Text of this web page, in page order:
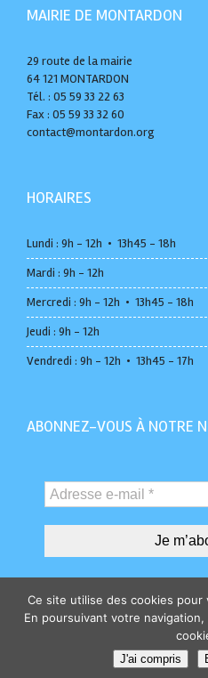
MAIRIE DE MONTARDON
29 route de la mairie
64 121 MONTARDON
Tél. : 05 59 33 22 63
Fax : 05 59 33 32 60
contact@montardon.org
HORAIRES
Lundi : 9h - 12h • 13h45 - 18h
Mardi : 9h - 12h
Mercredi : 9h - 12h • 13h45 - 18h
Jeudi : 9h - 12h
Vendredi : 9h - 12h • 13h45 - 17h
ABONNEZ-VOUS À NOTRE
Administration
site
Accessibilité
Ce site utilise des cookies
En poursuivant votre
J'ai compris